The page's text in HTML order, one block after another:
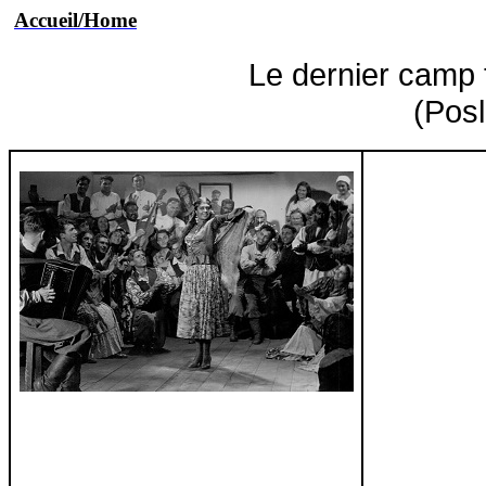
Accueil/Home
Le dernier
(